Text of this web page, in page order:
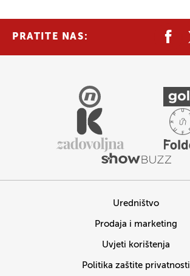
PRATITE NAS:
Uredništvo
Prodaja i marketing
Uvjeti korištenja
Politika zaštite privatnosti